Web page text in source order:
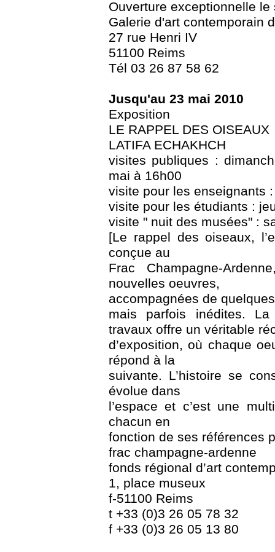
Ouverture exceptionnelle
Galerie d'art contemporain
27 rue Henri IV
51100 Reims
Tél 03 26 87 58 62
Jusqu'au 23 mai 2010
Exposition
LE RAPPEL DES OISEAUX
LATIFA ECHAKHCH
visites publiques :
mai à 16h00
visite pour les enseignants
visite pour les étudiants :
visite " nuit des musées" :
[Le rappel des oiseaux,
conçue au
Frac Champagne-
nouvelles oeuvres,
accompagnées de
mais parfois inédites.
travaux offre un véritable
d’exposition, où chaque
répond à la
suivante. L’histoire se
évolue dans
l’espace et c’est une
chacun en
fonction de ses références
frac champagne-ardenne
fonds régional d’art
1, place museux
f-51100 Reims
t +33 (0)3 26 05 78 32
f +33 (0)3 26 05 13 80